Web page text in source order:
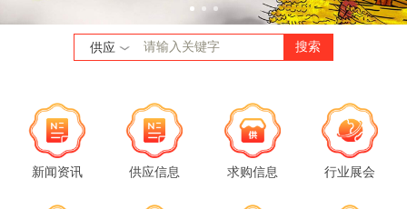
供应 搜索
新闻资讯 供应信息 求购信息 行业展会